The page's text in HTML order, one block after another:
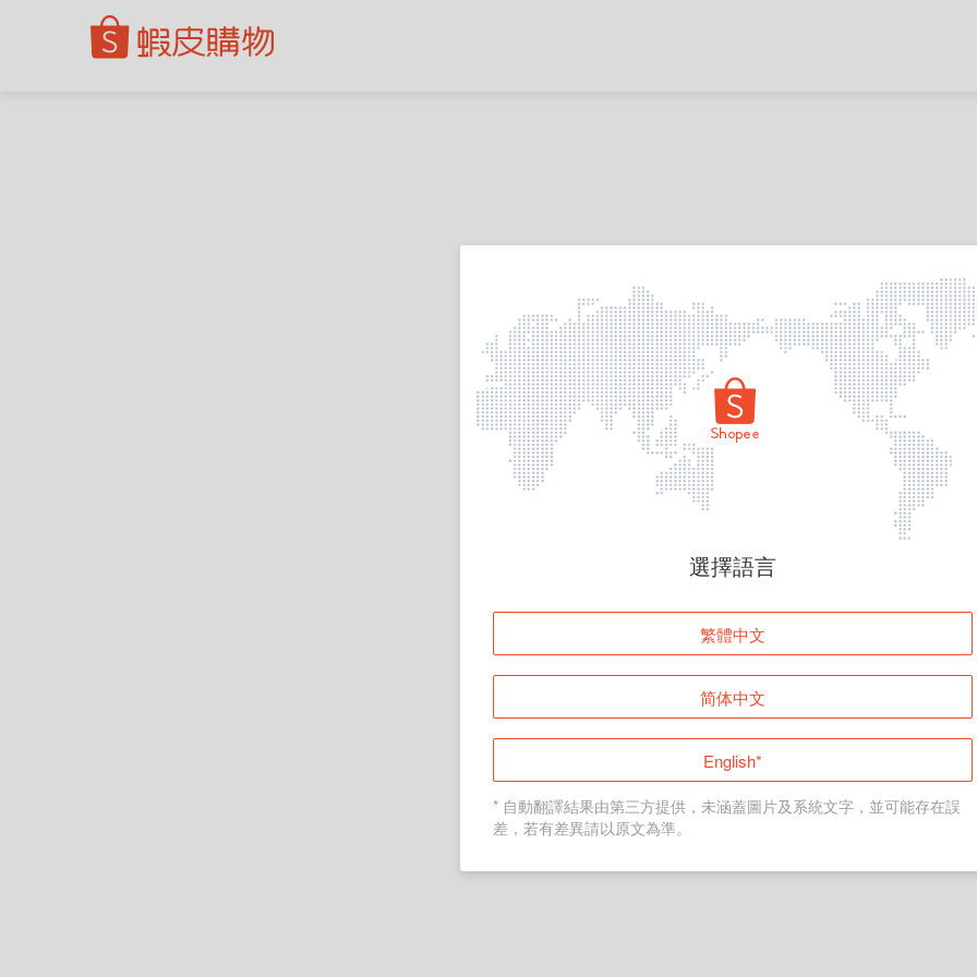
頁面無法顯示
登入
返回首頁
選擇語言
繁體中文
简体中文
English*
* 自動翻譯結果由第三方提供，未涵蓋圖片及系統文字，並可能存在誤
差，若有差異請以原文為準。